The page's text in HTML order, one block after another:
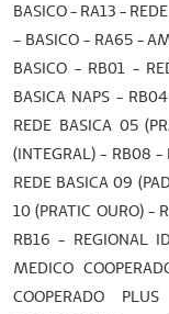
BASICO - RA13 -
– BASICO - RA65 -
BASICO - RB01 -
BASICA NAPS -
REDE BASICA 05
(INTEGRAL) - RB08 -
REDE BASICA 09
10 (PRATIC OURO) -
RB16 - REGIONAL
MEDICO
COOPERADO